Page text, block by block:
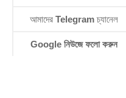
আমাদের Telegramচ্যানেল
Google নিউজে ফলো করুন